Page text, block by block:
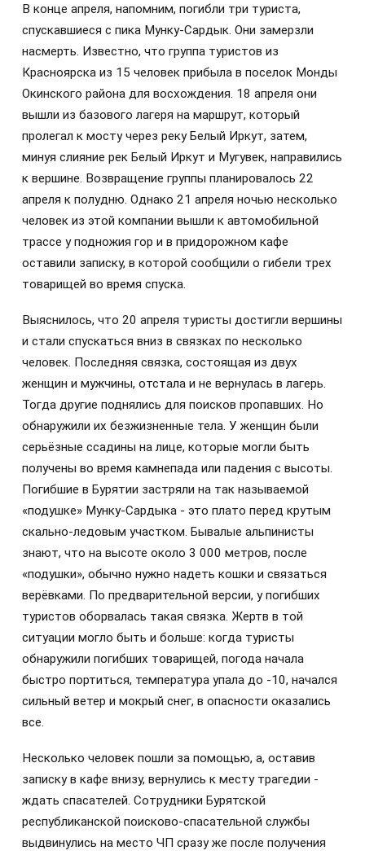
В конце апреля, напомним, погибли три туриста,
спускавшиеся с пика Мунку-Сардык. Они замерзли
насмерть. Известно, что группа туристов из
Красноярска из 15 человек прибыла в поселок Монды
Окинского района для восхождения. 18 апреля они
вышли из базового лагеря на маршрут, который
пролегал к мосту через реку Белый Иркут, затем,
минуя слияние рек Белый Иркут и Мугувек, направились
к вершине. Возвращение группы планировалось 22
апреля к полудню. Однако 21 апреля ночью несколько
человек из этой компании вышли к автомобильной
трассе у подножия гор и в придорожном кафе
оставили записку, в которой сообщили о гибели трех
товарищей во время спуска.
Выяснилось, что 20 апреля туристы достигли вершины
и стали спускаться вниз в связках по несколько
человек. Последняя связка, состоящая из двух
женщин и мужчины, отстала и не вернулась в лагерь.
Тогда другие поднялись для поисков пропавших. Но
обнаружили их безжизненные тела. У женщин были
серьёзные ссадины на лице, которые могли быть
получены во время камнепада или падения с высоты.
Погибшие в Бурятии застряли на так называемой
«подушке» Мунку-Сардыка - это плато перед крутым
скально-ледовым участком. Бывалые альпинисты
знают, что на высоте около 3 000 метров, после
«подушки», обычно нужно надеть кошки и связаться
верёвками. По предварительной версии, у погибших
туристов оборвалась такая связка. Жертв в той
ситуации могло быть и больше: когда туристы
обнаружили погибших товарищей, погода начала
быстро портиться, температура упала до -10, начался
сильный ветер и мокрый снег, в опасности оказались
все.
Несколько человек пошли за помощью, а, оставив
записку в кафе внизу, вернулись к месту трагедии -
ждать спасателей. Сотрудники Бурятской
республиканской поисково-спасательной службы
выдвинулись на место ЧП сразу же после получения